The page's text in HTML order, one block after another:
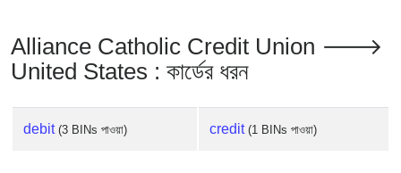
Alliance Catholic Credit Union 🡒
United States : কার্ডের ধরন
debit (3 BINs পাওয়া) credit (1 BINs পাওয়া)